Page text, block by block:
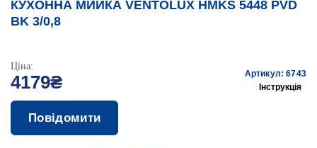
КУХОННА МИЙКА VENTOLUX HMKS 5448 PVD
BK 3/0,8
Ціна:
4179₴
Артикул: 6743
Інструкція
Повідомити